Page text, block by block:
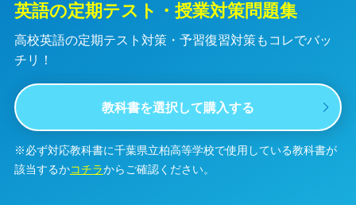
英語の定期テスト・授業対策問題集
高校英語の定期テスト対策・予習復習対策も コレでバッ
チリ！
教科書を選択して購入する
※必ず対応教科書に千葉県立柏高等学校で使用している教科書が
該当するかコチラからご確認ください。